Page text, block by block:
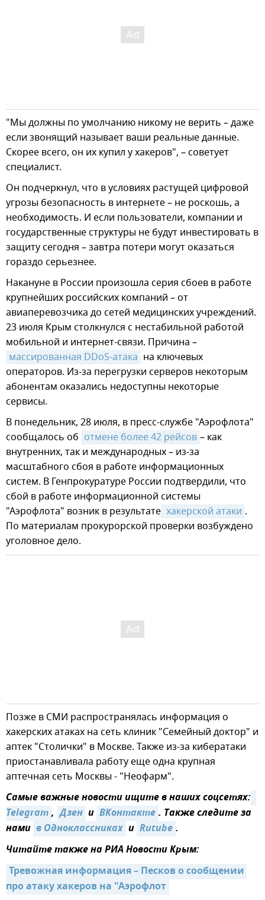
"Мы должны по умолчанию никому не верить – даже
если звонящий называет ваши реальные данные.
Скорее всего, он их купил у хакеров", – советует
специалист.
Он подчеркнул, что в условиях растущей цифровой
угрозы безопасность в интернете – не роскошь, а
необходимость. И если пользователи, компании и
государственные структуры не будут инвестировать в
защиту сегодня – завтра потери могут оказаться
гораздо серьезнее.
Накануне в России произошла серия сбоев в работе
крупнейших российских компаний – от
авиаперевозчика до сетей медицинских учреждений.
23 июля Крым столкнулся с нестабильной работой
мобильной и интернет-связи. Причина –
массированная DDoS-атака на ключевых
операторов. Из-за перегрузки серверов некоторым
абонентам оказались недоступны некоторые
сервисы.
В понедельник, 28 июля, в пресс-службе "Аэрофлота"
сообщалось об отмене более 42 рейсов – как
внутренних, так и международных – из-за
масштабного сбоя в работе информационных
систем. В Генпрокуратуре России подтвердили, что
сбой в работе информационной системы
"Аэрофлота" возник в результате хакерской атаки .
По материалам прокурорской проверки возбуждено
уголовное дело.
Позже в СМИ распространялась информация о
хакерских атаках на сеть клиник "Семейный доктор" и
аптек "Столички" в Москве. Также из-за кибератаки
приостанавливала работу еще одна крупная
аптечная сеть Москвы - "Неофарм".
Самые важные новости ищите в наших соцсетях:
Telegram, Дзен и ВКонтакте. Также следите за
нами в Одноклассниках и Rutube.
Читайте также на РИА Новости Крым:
Тревожная информация – Песков о сообщении
про атаку хакеров на "Аэрофлот